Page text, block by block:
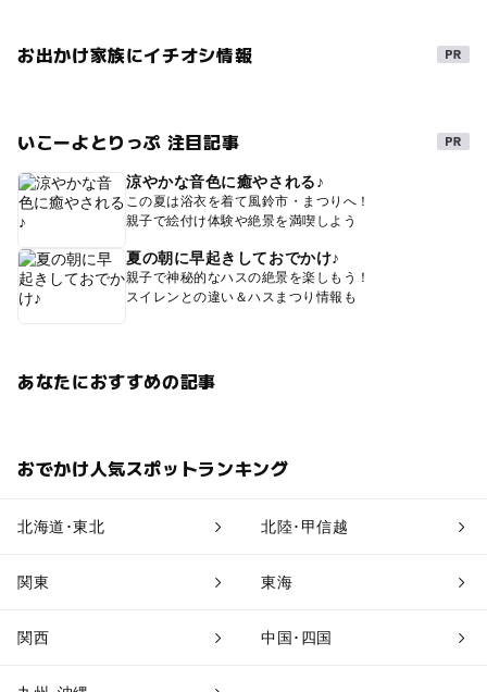
お出かけ家族にイチオシ情報
いこーよとりっぷ 注目記事
涼やかな音色に癒やされる♪
この夏は浴衣を着て風鈴市・まつりへ！
親子で絵付け体験や絶景を満喫しよう
夏の朝に早起きしておでかけ♪
親子で神秘的なハスの絶景を楽しもう！
スイレンとの違い＆ハスまつり情報も
あなたにおすすめの記事
おでかけ人気スポットランキング
北海道･東北 北陸･甲信越
関東 東海
関西 中国･四国